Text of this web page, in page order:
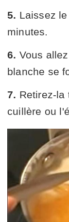
5. Laissez
minutes.
6. Vous
blanche se
7. Retirez-la
cuillère ou